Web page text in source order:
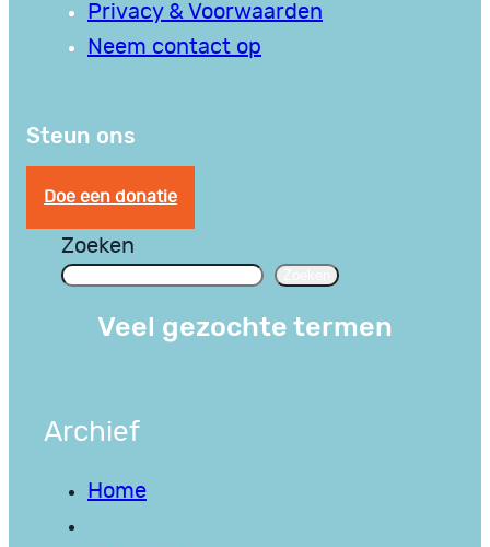
Privacy & Voorwaarden
Neem contact op
Steun ons
Doe een donatie
Zoeken
Veel gezochte termen
Archief
Home